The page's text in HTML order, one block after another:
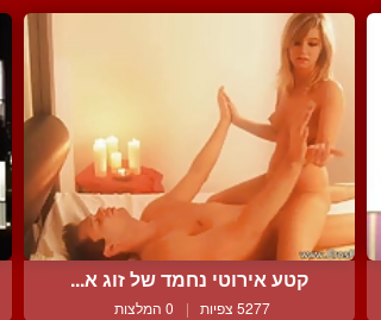
קטע אירוטי נחמד של זוג א...
5277 צפיות | 0 המלצות